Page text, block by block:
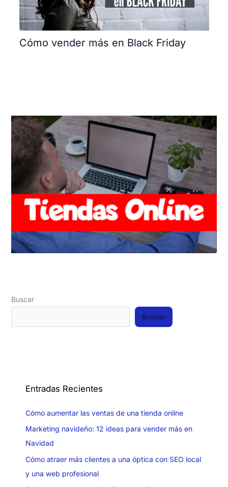
Cómo vender más en Black Friday
Buscar
Buscar
Entradas Recientes
Cómo aumentar las ventas de una tienda online
Marketing navideño: 12 ideas para vender más en
Navidad
Cómo atraer más clientes a una óptica con SEO local
y una web profesional